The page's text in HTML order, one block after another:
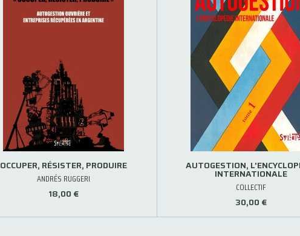
OCCUPER, RÉSISTER, PRODUIRE
ANDRÉS RUGGERI
18,00 €
AUTOGESTION,
INTERNATIONALE
COLLECTIF
30,00 €